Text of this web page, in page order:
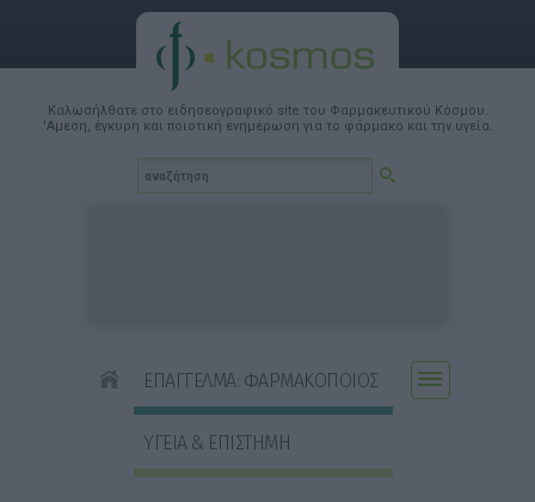
Καλωσήλθατε στο ειδησεογραφικό site του Φαρμακευτικού Κόσμου.
'Αμεση, έγκυρη και ποιοτική ενημέρωση για το φάρμακο και την υγεία.
ΕΠΑΓΓΕΛΜΑ: ΦΑΡΜΑΚΟΠΟΙΟΣ
ΥΓΕΙΑ & ΕΠΙΣΤΗΜΗ